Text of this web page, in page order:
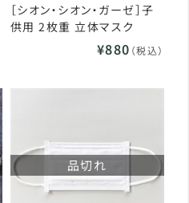
［シオン・シオン・ガーゼ］子
供用 2枚重 立体マスク
¥880 （税込）
品切れ